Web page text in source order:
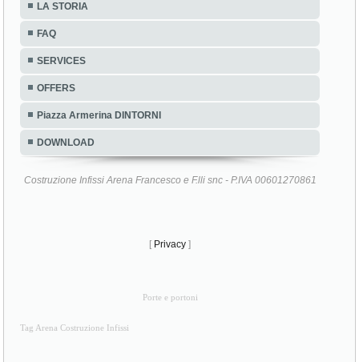
LA STORIA
FAQ
SERVICES
OFFERS
Piazza Armerina DINTORNI
DOWNLOAD
Costruzione Infissi Arena Francesco e F.lli snc - P.IVA 00601270861
[ Privacy ]
Porte e portoni
Tag Arena Costruzione Infissi